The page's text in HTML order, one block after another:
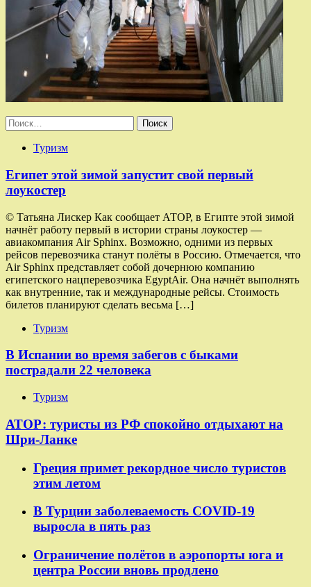
Найти:
Туризм
Египет этой зимой запустит свой первый
лоукостер
© Татьяна Лискер Как сообщает АТОР, в Египте этой зимой
начнёт работу первый в истории страны лоукостер —
авиакомпания Air Sphinx. Возможно, одними из первых
рейсов перевозчика станут полёты в Россию. Отмечается, что
Air Sphinx представляет собой дочернюю компанию
египетского нацперевозчика EgyptAir. Она начнёт выполнять
как внутренние, так и международные рейсы. Стоимость
билетов планируют сделать весьма […]
Туризм
В Испании во время забегов с быками
пострадали 22 человека
Туризм
АТОР: туристы из РФ спокойно отдыхают на
Шри-Ланке
Греция примет рекордное число туристов
этим летом
В Турции заболеваемость COVID-19
выросла в пять раз
Ограничение полётов в аэропорты юга и
центра России вновь продлено